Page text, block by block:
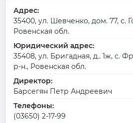
Адрес:
35400, ул. Шевченко, дом. 77, с.
Ровенская обл.
Юридический адрес:
35408, ул. Бригадная, д.. 1ж, с.
р-н., Ровенская обл.
Директор:
Барсегян Петр Андреевич
Телефоны:
(03650) 2-17-99